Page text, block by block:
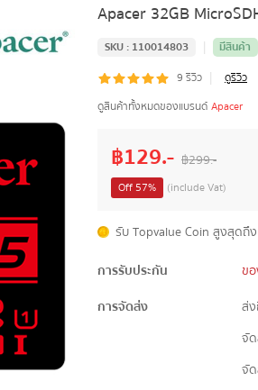
Apacer 32GB
SKU : 110014803 |
มีสินค้า
9 รีวิว |
ดูรีวิว
ดูสินค้าทั้งหมดของแบรนด์ Apacer
฿129.- ฿299.-
Off57% (include Vat)
รับ Topvalue Coin สูงสุดถึง
การรับประกัน
ข
การจัดส่ง
ส่
จั
จั